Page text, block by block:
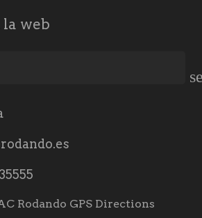
la web
Rodando GPS Directions